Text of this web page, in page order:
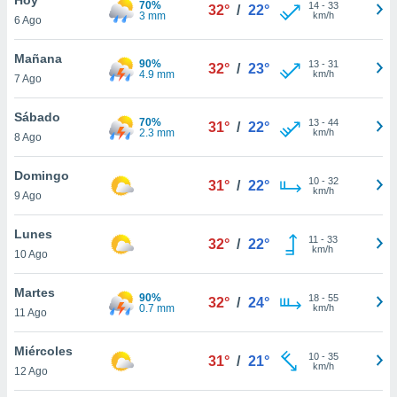
y
en
más
de
6 Ago
70%
3 mm
32° / 22° 14- 33
km/h
Mañana
7 Ago
90%
4.9 mm
32° / 23° 13- 31
km/h
Sábado
8 Ago
70%
2.3 mm
31° / 22° 13- 44
km/h
Domingo
9 Ago
31° / 22° 10- 32
km/h
Lunes
10 Ago
32° / 22° 11 - 33
km/h
Martes
11 Ago
90%
0.7 mm
32° / 24° 18- 55
km/h
Miércoles
12 Ago
31° / 21° 10- 35
km/h